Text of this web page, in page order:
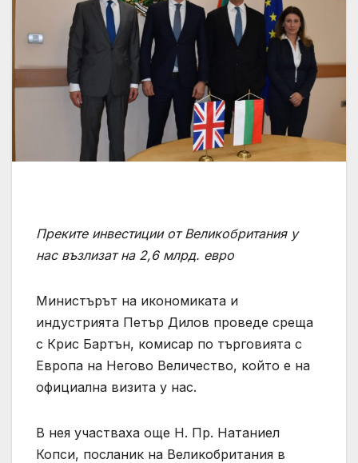
Преките инвестицииотВеликобритания у
нас възлизат на 2,6 млрд. евро
Министърът на икономиката и
индустрията Петър Дилов проведе среща
с Крис Бартън, комисар по търговията с
Европа на Негово Величество, който е на
официална визита у нас.
В нея участваха още Н. Пр. Натаниел
Копси, посланик на Великобритания в